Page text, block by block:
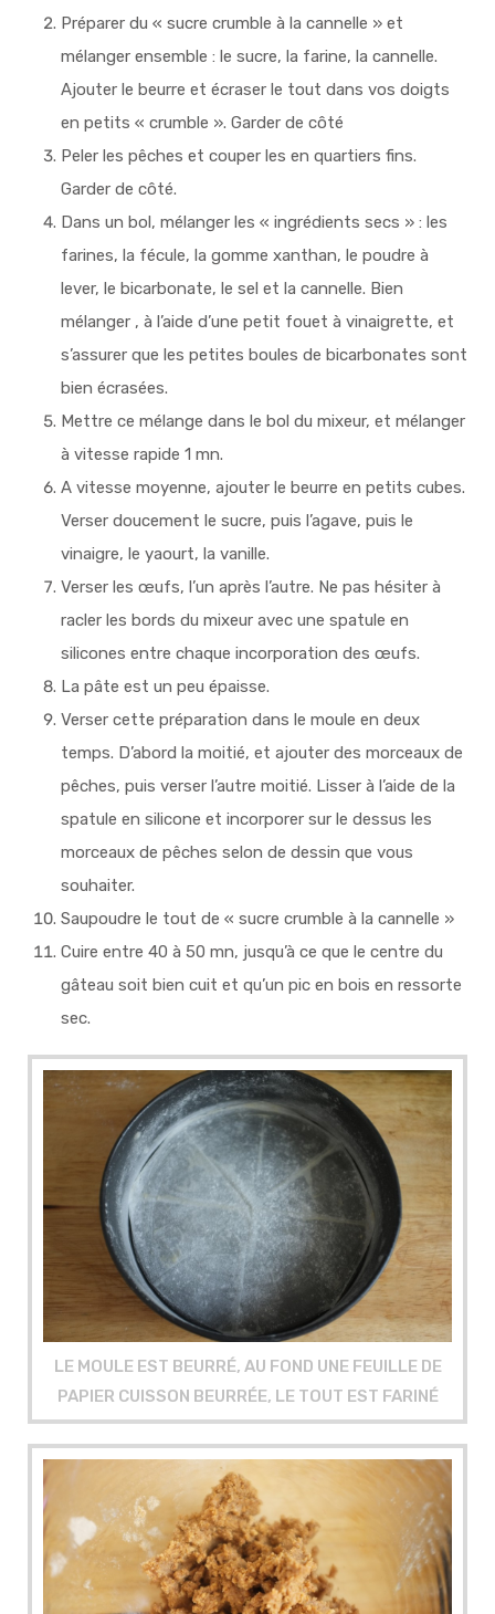
Préparer du « sucre crumble à la cannelle » et
mélanger ensemble : le sucre, la farine, la cannelle.
Ajouter le beurre et écraser le tout dans vos doigts
en petits « crumble ». Garder de côté
Peler les pêches et couper les en quartiers fins.
Garder de côté.
Dans un bol, mélanger les « ingrédients secs » : les
farines, la fécule, la gomme xanthan, le poudre à
lever, le bicarbonate, le sel et la cannelle. Bien
mélanger , à l’aide d’une petit fouet à vinaigrette, et
s’assurer que les petites boules de bicarbonates sont
bien écrasées.
Mettre ce mélange dans le bol du mixeur, et mélanger
à vitesse rapide 1 mn.
A vitesse moyenne, ajouter le beurre en petits cubes.
Verser doucement le sucre, puis l’agave, puis le
vinaigre, le yaourt, la vanille.
Verser les œufs, l’un après l’autre. Ne pas hésiter à
racler les bords du mixeur avec une spatule en
silicones entre chaque incorporation des œufs.
La pâte est un peu épaisse.
Verser cette préparation dans le moule en deux
temps. D’abord la moitié, et ajouter des morceaux de
pêches, puis verser l’autre moitié. Lisser à l’aide de la
spatule en silicone et incorporer sur le dessus les
morceaux de pêches selon de dessin que vous
souhaiter.
Saupoudre le tout de « sucre crumble à la cannelle »
Cuire entre 40 à 50 mn, jusqu’à ce que le centre du
gâteau soit bien cuit et qu’un pic en bois en ressorte
sec.
LE MOULE EST BEURRÉ, AU FOND UNE FEUILLE DE
PAPIER CUISSON BEURRÉE, LE TOUT EST FARINÉ